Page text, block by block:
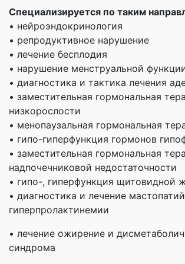
Специализируется по таким
• нейроэндокринология
• репродуктивное нарушение
• лечение бесплодия
• нарушение менструальной
• диагностика и тактика лечения
• заместительная гормональная
низкорослости
• менопаузальная гормональная
• гипо-гиперфункция гормонов
• заместительная гормональная
надпочечниковой недостаточности
• гипо-, гиперфункция щитовидной
• диагностика и лечение
гиперпролактинемии
• лечение ожирение и
синдрома